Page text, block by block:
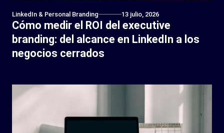
LinkedIn & Personal Branding 13 julio, 2026
Cómo medir el ROI del executive
branding: del alcance en LinkedIn a los
negocios cerrados